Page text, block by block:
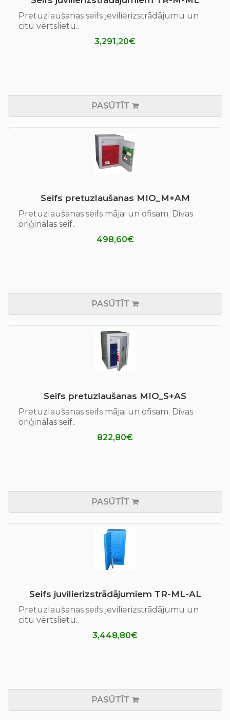
Pretuzlaušanas seifs jevilierizstrādājumu un
citu vērtslietu..
3,291,20€
PASŪTĪT
Seifs pretuzlaušanas MIO_M+AM
Pretuzlaušanas seifs mājai un ofisam. Divas
oriģinālas seif..
498,60€
PASŪTĪT
Seifs pretuzlaušanas MIO_S+AS
Pretuzlaušanas seifs mājai un ofisam. Divas
oriģinālas seif..
822,80€
PASŪTĪT
Seifs juvilierizstrādājumiem TR-ML-AL
Pretuzlaušanas seifs jevilierizstrādājumu un
citu vērtslietu..
3,448,80€
PASŪTĪT